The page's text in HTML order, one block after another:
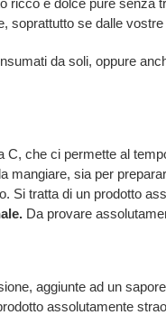
ricco e dolce pure senza
soprattutto se dalle
da soli, oppure
C, che ci permette al
mangiare, sia per
Si tratta di un prodotto
Da provare
aggiunte ad un
assolutamente